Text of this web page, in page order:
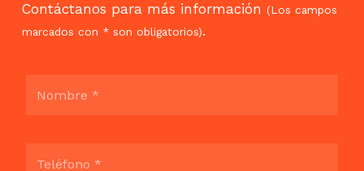
Contáctanos para más información (Los campos
marcados con * son obligatorios).